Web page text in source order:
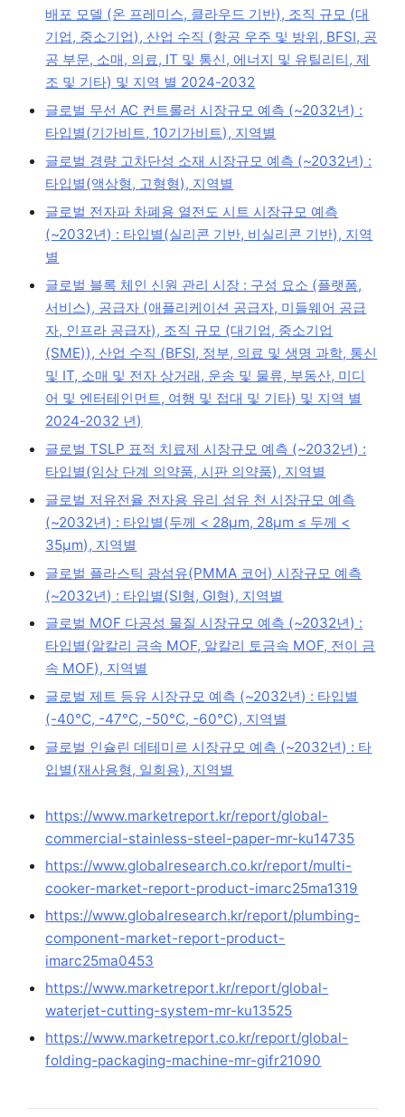
배포 모델 (온 프레미스, 클라우드 기반), 조직 규모 (대
기업, 중소기업), 산업 수직 (항공 우주 및 방위, BFSI, 공
공 부문, 소매, 의료, IT 및 통신, 에너지 및 유틸리티, 제
조 및 기타) 및 지역 별 2024-2032
글로벌 무선 AC 컨트롤러 시장규모 예측 (~2032년) :
타입별(기가비트, 10기가비트), 지역별
글로벌 경량 고차단성 소재 시장규모 예측 (~2032년) :
타입별(액상형, 고형형), 지역별
글로벌 전자파 차폐용 열전도 시트 시장규모 예측
(~2032년) : 타입별(실리콘 기반, 비실리콘 기반), 지역
별
글로벌 블록 체인 신원 관리 시장 : 구성 요소 (플랫폼,
서비스), 공급자 (애플리케이션 공급자, 미들웨어 공급
자, 인프라 공급자), 조직 규모 (대기업, 중소기업
(SME)), 산업 수직 (BFSI, 정부, 의료 및 생명 과학, 통신
및 IT, 소매 및 전자 상거래, 운송 및 물류, 부동산, 미디
어 및 엔터테인먼트, 여행 및 접대 및 기타) 및 지역 별
2024-2032 년)
글로벌 TSLP 표적 치료제 시장규모 예측 (~2032년) :
타입별(임상 단계 의약품, 시판 의약품), 지역별
글로벌 저유전율 전자용 유리 섬유 천 시장규모 예측
(~2032년) : 타입별(두께 < 28μm, 28μm ≤ 두께 <
35μm), 지역별
글로벌 플라스틱 광섬유(PMMA 코어) 시장규모 예측
(~2032년) : 타입별(SI형, GI형), 지역별
글로벌 MOF 다공성 물질 시장규모 예측 (~2032년) :
타입별(알칼리 금속 MOF, 알칼리 토금속 MOF, 전이 금
속 MOF), 지역별
글로벌 제트 등유 시장규모 예측 (~2032년) : 타입별
(-40°C, -47°C, -50°C, -60°C), 지역별
글로벌 인슐린 데테미르 시장규모 예측 (~2032년) : 타
입별(재사용형, 일회용), 지역별
https://www.marketreport.kr/report/global-
commercial-stainless-steel-paper-mr-ku14735
https://www.globalresearch.co.kr/report/multi-
cooker-market-report-product-imarc25ma1319
https://www.globalresearch.kr/report/plumbing-
component-market-report-product-
imarc25ma0453
https://www.marketreport.kr/report/global-
waterjet-cutting-system-mr-ku13525
https://www.marketreport.co.kr/report/global-
folding-packaging-machine-mr-gifr21090